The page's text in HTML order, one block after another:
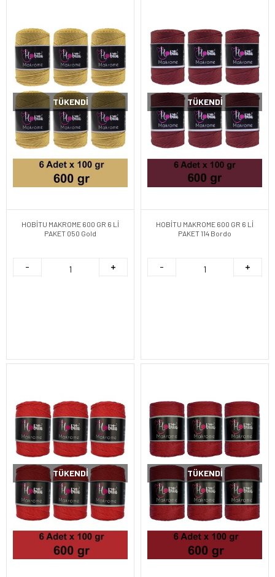
TÜKENDI
HOBİTU MAKROME 600 GR 6 Lİ
PAKET 050 Gold
TÜKENDI
HOBİTU MAKROME 600 GR 6 Lİ
PAKET 114 Bordo
TÜKENDI TÜKENDI